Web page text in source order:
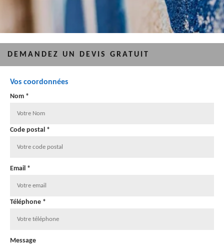
DEMANDEZ UN DEVIS GRATUIT
Vos coordonnées
Nom *
Code postal *
Email *
Téléphone *
Message